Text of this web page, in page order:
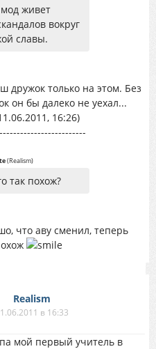
мод живет
вокруг
славы.
дружок только на этом. Без
он бы далеко не уехал...
16:26)
(Realism)
так похож?
что аву сменил, теперь
Realism
в 16:33
мой первый учитель в